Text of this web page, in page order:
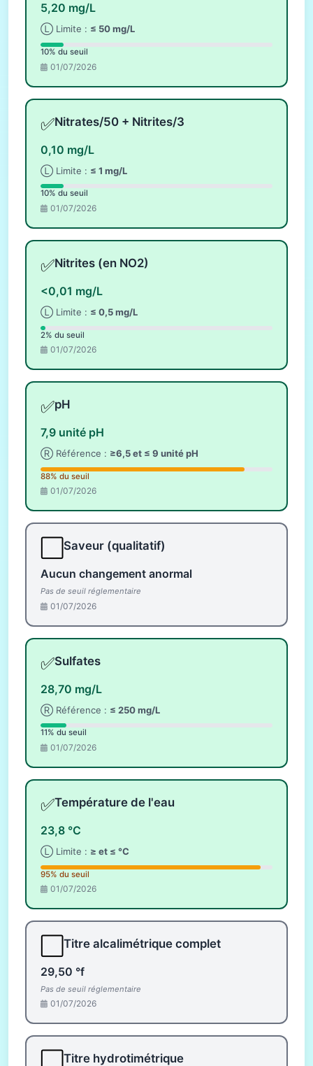
5,20 mg/L
Ⓛ Limite : ≤ 50 mg/L
10% du seuil
01/07/2026
✅Nitrates/50 + Nitrites/3
0,10 mg/L
Ⓛ Limite : ≤ 1 mg/L
10% du seuil
01/07/2026
✅Nitrites (en NO2)
<0,01 mg/L
Ⓛ Limite : ≤ 0,5 mg/L
2% du seuil
01/07/2026
✅pH
7,9 unité pH
Ⓡ Référence : ≥6,5 et ≤ 9 unité pH
88% du seuil
01/07/2026
Saveur (qualitatif)
Aucun changement anormal
Pas de seuil réglementaire
01/07/2026
✅Sulfates
28,70 mg/L
Ⓡ Référence : ≤ 250 mg/L
11% du seuil
01/07/2026
✅Température de l'eau
23,8 °C
Ⓛ Limite : ≥ et ≤ °C
95% du seuil
01/07/2026
Titre alcalimétrique complet
29,50 °f
Pas de seuil réglementaire
01/07/2026
Titre hydrotimétrique